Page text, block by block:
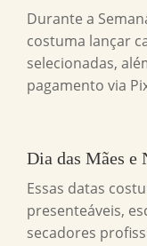
Durante a
costuma lançar
selecionadas,
pagamento via
Dia das Mães e
Essas datas
presenteáveis,
secadores